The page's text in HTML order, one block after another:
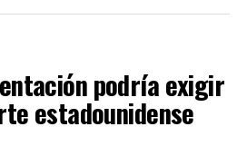
en los países
de la mayoría de los
en busca de una inyección, el
ya tiene al menos una dosis
podría exigir
estadounidense